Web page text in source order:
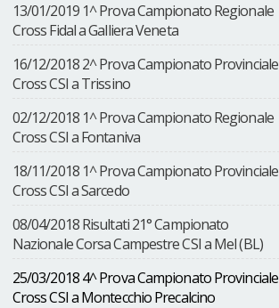
13/01/2019 1^ Prova Campionato Regionale
Cross Fidal a Galliera Veneta
16/12/2018 2^ Prova Campionato Provinciale
Cross CSI a Trissino
02/12/2018 1^ Prova Campionato Regionale
Cross CSI a Fontaniva
18/11/2018 1^ Prova Campionato Provinciale
Cross CSI a Sarcedo
08/04/2018 Risultati 21° Campionato
Nazionale Corsa Campestre CSI a Mel (BL)
25/03/2018 4^ Prova Campionato Provinciale
Cross CSI a Montecchio Precalcino